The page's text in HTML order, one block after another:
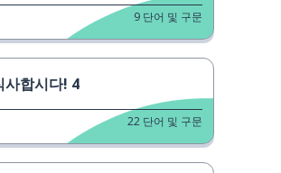
9 단어 및 구문
사합시다! 4
22 단어 및 구문